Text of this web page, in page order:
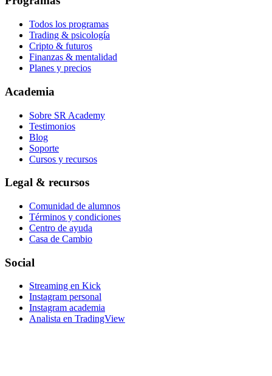
Todos los programas
Trading & psicología
Cripto & futuros
Finanzas & mentalidad
Planes y precios
Academia
Sobre SR Academy
Testimonios
Blog
Soporte
Cursos y recursos
Legal & recursos
Comunidad de alumnos
Términos y condiciones
Centro de ayuda
Casa de Cambio
Social
Streaming en Kick
Instagram personal
Instagram academia
Analista en TradingView